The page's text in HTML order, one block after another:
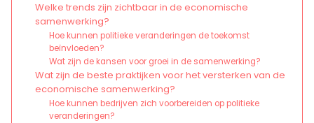
Welke trends zijn zichtbaar in de economische
samenwerking?
Hoe kunnen politieke veranderingen de toekomst
beïnvloeden?
Wat zijn de kansen voor groei in de samenwerking?
Wat zijn de beste praktijken voor het versterken van de
economische samenwerking?
Hoe kunnen bedrijven zich voorbereiden op politieke
veranderingen?